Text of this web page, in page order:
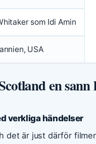
som Idi Amin
USA
en sann
verkliga händelser
det är just därför